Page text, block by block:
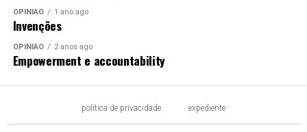
OPINIÃO 1 ano ago
Invenções
OPINIÃO 2 anos ago
Empowerment e accountability
política de privacidade expediente